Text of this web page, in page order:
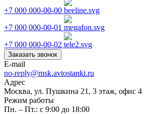
+7 000 000-00-00
+7 000 000-00-01
+7 000 000-00-02
Заказать звонок
E-mail
no-reply@msk.avtostanki.ru
Адрес
Москва, ул. Пушкина 21, 3 этаж, офис 4
Режим работы
Пн. – Пт.: с 9:00 до 18:00